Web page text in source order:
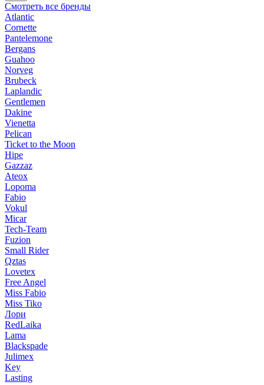
Смотреть все бренды
Atlantic
Cornette
Pantelemone
Bergans
Guahoo
Norveg
Brubeck
Laplandic
Gentlemen
Dakine
Vienetta
Pelican
Ticket to the Moon
Hipe
Gazzaz
Ateox
Lopoma
Fabio
Vokul
Micar
Tech-Team
Fuzion
Small Rider
Qztas
Lovetex
Free Angel
Miss Fabio
Miss Tiko
Лори
RedLaika
Lama
Blackspade
Julimex
Key
Lasting